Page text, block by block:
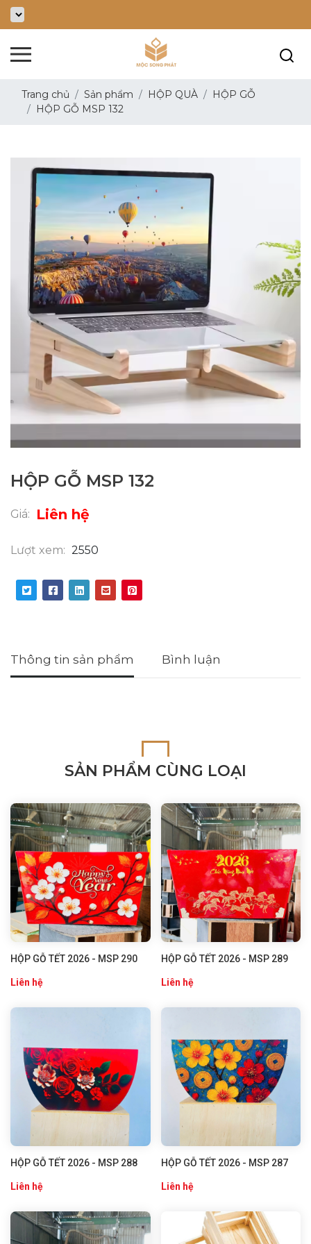
Trang chủ Sản phẩm HỘP QUÀ
HỘP GỖ
HỘP GỖ MSP 132
HỘP GỖ MSP 132
Giá: Liên hệ
Lượt xem: 2550
Thông tin sản phẩm Bình luận
SẢN PHẨM CÙNG LOẠI
HỘP GỖ TẾT 2026 - MSP 290
Liên hệ
HỘP GỖ TẾT 2026 - MSP 289
Liên hệ
HỘP GỖ TẾT 2026 - MSP 288
Liên hệ
HỘP GỖ TẾT 2026 - MSP 287
Liên hệ